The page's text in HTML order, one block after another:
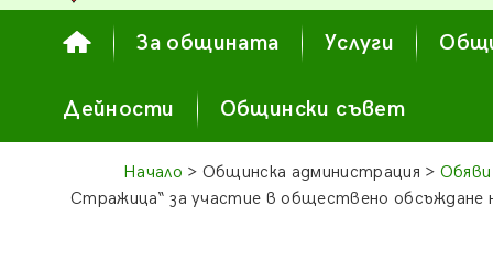
За общината Услуги
Дейности Общински съвет
Начало > Общинска администрация >
Стражица“ за участие в обществено